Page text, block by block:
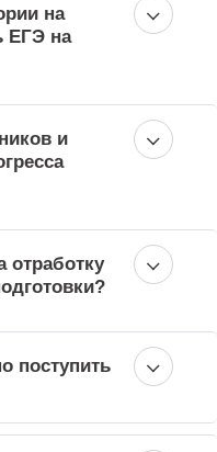
на
ЕГЭ на
и
отработку
поступить